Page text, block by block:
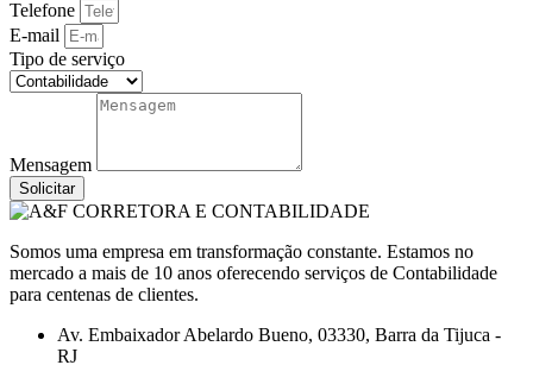
Telefone
E-mail
Tipo de serviço
Mensagem
Solicitar
Somos uma empresa em transformação constante. Estamos no
mercado a mais de 10 anos oferecendo serviços de Contabilidade
para centenas de clientes.
Av. Embaixador Abelardo Bueno, 03330, Barra da Tijuca -
RJ